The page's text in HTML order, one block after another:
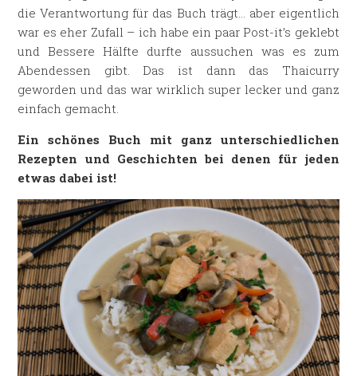
die Verantwortung für das Buch trägt… aber eigentlich
war es eher Zufall – ich habe ein paar Post-it’s geklebt
und Bessere Hälfte durfte aussuchen was es zum
Abendessen gibt. Das ist dann das Thaicurry
geworden und das war wirklich super lecker und ganz
einfach gemacht.
Ein schönes Buch mit ganz unterschiedlichen
Rezepten und Geschichten bei denen für jeden
etwas dabei ist!